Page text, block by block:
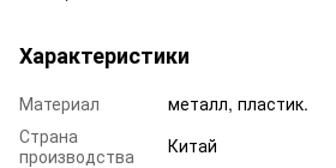
Характеристики
Материал
металл, пластик.
Страна
производства
Китай